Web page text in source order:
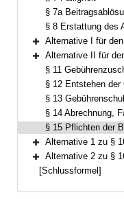
§ 7a
§ 8 Erstattung des
Bereich erweitern
Alternative I für den Gebührenmaßstab: Abgeltung der
Bereich erweitern
Alternative II für den
§ 11
§ 12 Entstehen der
§ 13
§ 14 Abrechnung,
§ 15 Pflichten der
Bereich erweitern
Alternative 1 zu §
Bereich erweitern
Alternative 2 zu §
[Schlussformel]